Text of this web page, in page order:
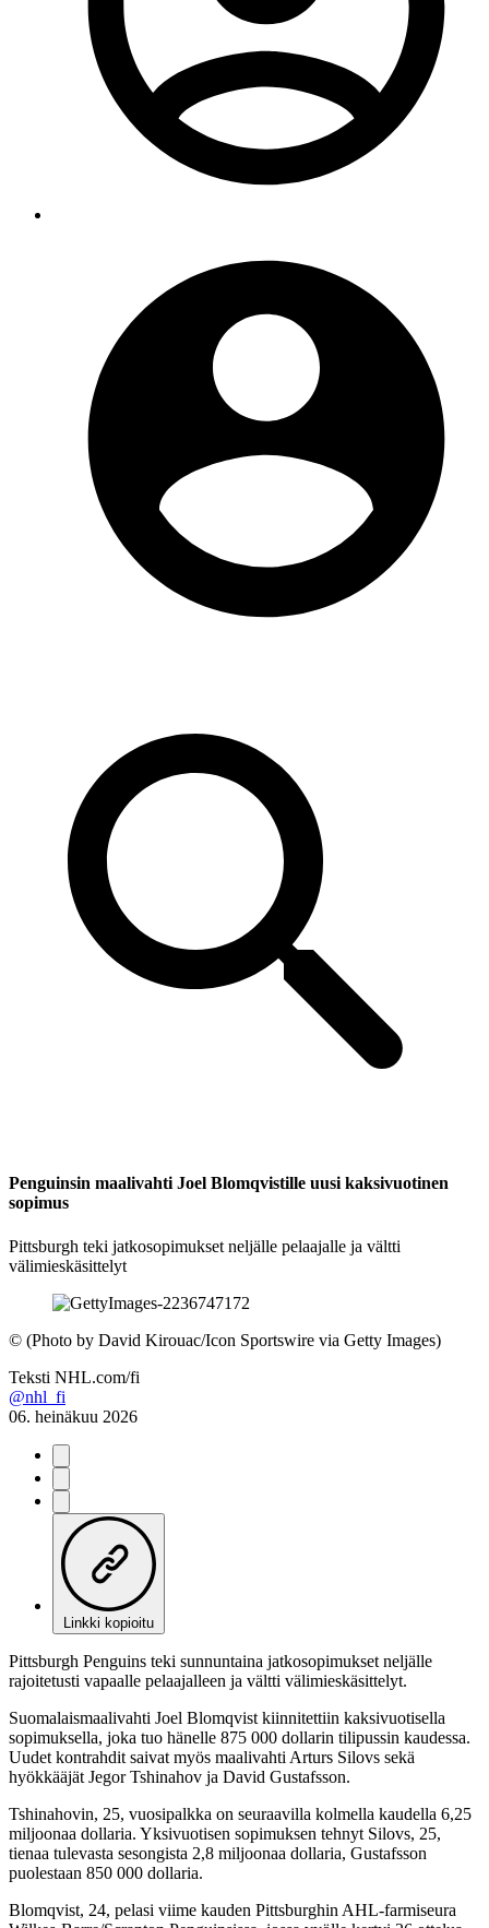
Penguinsin maalivahti Joel Blomqvistille uusi kaksivuotinen
sopimus
Pittsburgh teki jatkosopimukset neljälle pelaajalle ja vältti
välimieskäsittelyt
© (Photo by David Kirouac/Icon Sportswire via Getty Images)
Teksti NHL.com/fi
@nhl_fi
06. heinäkuu 2026
Linkki kopioitu
Pittsburgh Penguins teki sunnuntaina jatkosopimukset neljälle
rajoitetusti vapaalle pelaajalleen ja vältti välimieskäsittelyt.
Suomalaismaalivahti Joel Blomqvist kiinnitettiin kaksivuotisella
sopimuksella, joka tuo hänelle 875 000 dollarin tilipussin kaudessa.
Uudet kontrahdit saivat myös maalivahti Arturs Silovs sekä
hyökkääjät Jegor Tshinahov ja David Gustafsson.
Tshinahovin, 25, vuosipalkka on seuraavilla kolmella kaudella 6,25
miljoonaa dollaria. Yksivuotisen sopimuksen tehnyt Silovs, 25,
tienaa tulevasta sesongista 2,8 miljoonaa dollaria, Gustafsson
puolestaan 850 000 dollaria.
Blomqvist, 24, pelasi viime kauden Pittsburghin AHL-farmiseura